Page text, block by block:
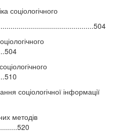
соціологічного
соціологічної інформації
методів